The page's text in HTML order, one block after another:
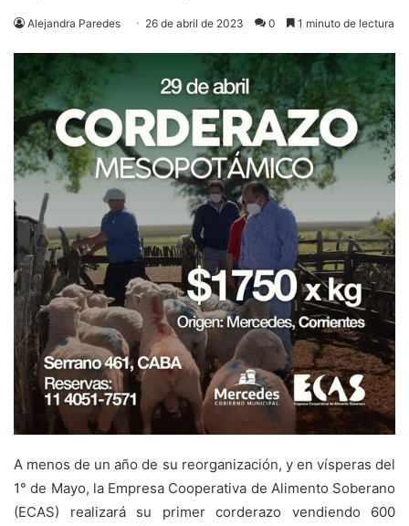
Alejandra Paredes 26 de abril de 2023 0 1 minuto de lectura
A menos de un año de su reorganización, y en vísperas del
1° de Mayo, la Empresa Cooperativa de Alimento Soberano
(ECAS) realizará su primer corderazo vendiendo 600